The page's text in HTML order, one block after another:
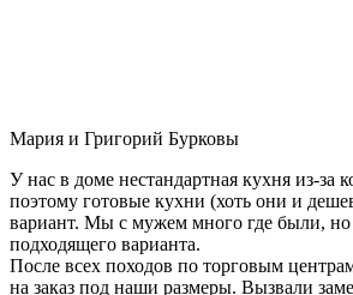
Мария и Григорий Бурковы
У нас в доме нестандартная кухня из-за
поэтому готовые кухни (хоть они и
вариант. Мы с мужем много где были,
подходящего варианта.
После всех походов по торговым
на заказ под наши размеры. Вызвали